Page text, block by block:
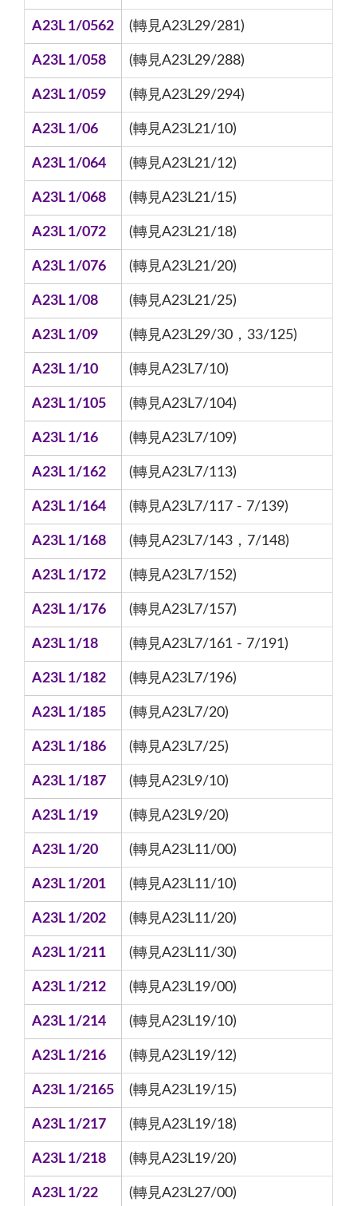
A23L 1/0562 (轉見A23L29/281)
A23L 1/058 (轉見A23L29/288)
A23L 1/059 (轉見A23L29/294)
A23L 1/06 (轉見A23L21/10)
A23L 1/064 (轉見A23L21/12)
A23L 1/068 (轉見A23L21/15)
A23L 1/072 (轉見A23L21/18)
A23L 1/076 (轉見A23L21/20)
A23L 1/08 (轉見A23L21/25)
A23L 1/09 (轉見A23L29/30，33/125)
A23L 1/10 (轉見A23L7/10)
A23L 1/105 (轉見A23L7/104)
A23L 1/16 (轉見A23L7/109)
A23L 1/162 (轉見A23L7/113)
A23L 1/164 (轉見A23L7/117 - 7/139)
A23L 1/168 (轉見A23L7/143，7/148)
A23L 1/172 (轉見A23L7/152)
A23L 1/176 (轉見A23L7/157)
A23L 1/18 (轉見A23L7/161 - 7/191)
A23L 1/182 (轉見A23L7/196)
A23L 1/185 (轉見A23L7/20)
A23L 1/186 (轉見A23L7/25)
A23L 1/187 (轉見A23L9/10)
A23L 1/19 (轉見A23L9/20)
A23L 1/20 (轉見A23L11/00)
A23L 1/201 (轉見A23L11/10)
A23L 1/202 (轉見A23L11/20)
A23L 1/211 (轉見A23L11/30)
A23L 1/212 (轉見A23L19/00)
A23L 1/214 (轉見A23L19/10)
A23L 1/216 (轉見A23L19/12)
A23L 1/2165 (轉見A23L19/15)
A23L 1/217 (轉見A23L19/18)
A23L 1/218 (轉見A23L19/20)
A23L 1/22 (轉見A23L27/00)